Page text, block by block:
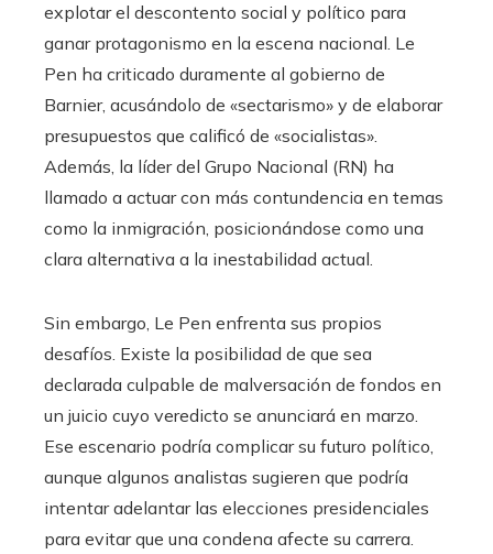
explotar el descontento social y político para
ganar protagonismo en la escena nacional. Le
Pen ha criticado duramente al gobierno de
Barnier, acusándolo de «sectarismo» y de elaborar
presupuestos que calificó de «socialistas».
Además, la líder del Grupo Nacional (RN) ha
llamado a actuar con más contundencia en temas
como la inmigración, posicionándose como una
clara alternativa a la inestabilidad actual.
Sin embargo, Le Pen enfrenta sus propios
desafíos. Existe la posibilidad de que sea
declarada culpable de malversación de fondos en
un juicio cuyo veredicto se anunciará en marzo.
Ese escenario podría complicar su futuro político,
aunque algunos analistas sugieren que podría
intentar adelantar las elecciones presidenciales
para evitar que una condena afecte su carrera.